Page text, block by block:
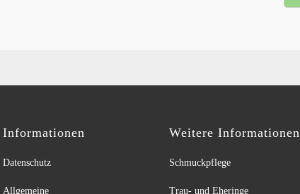
Informationen
Datenschutz
Allgemeine
Weitere Informationen
Schmuckpflege
Trau- und Eheringe